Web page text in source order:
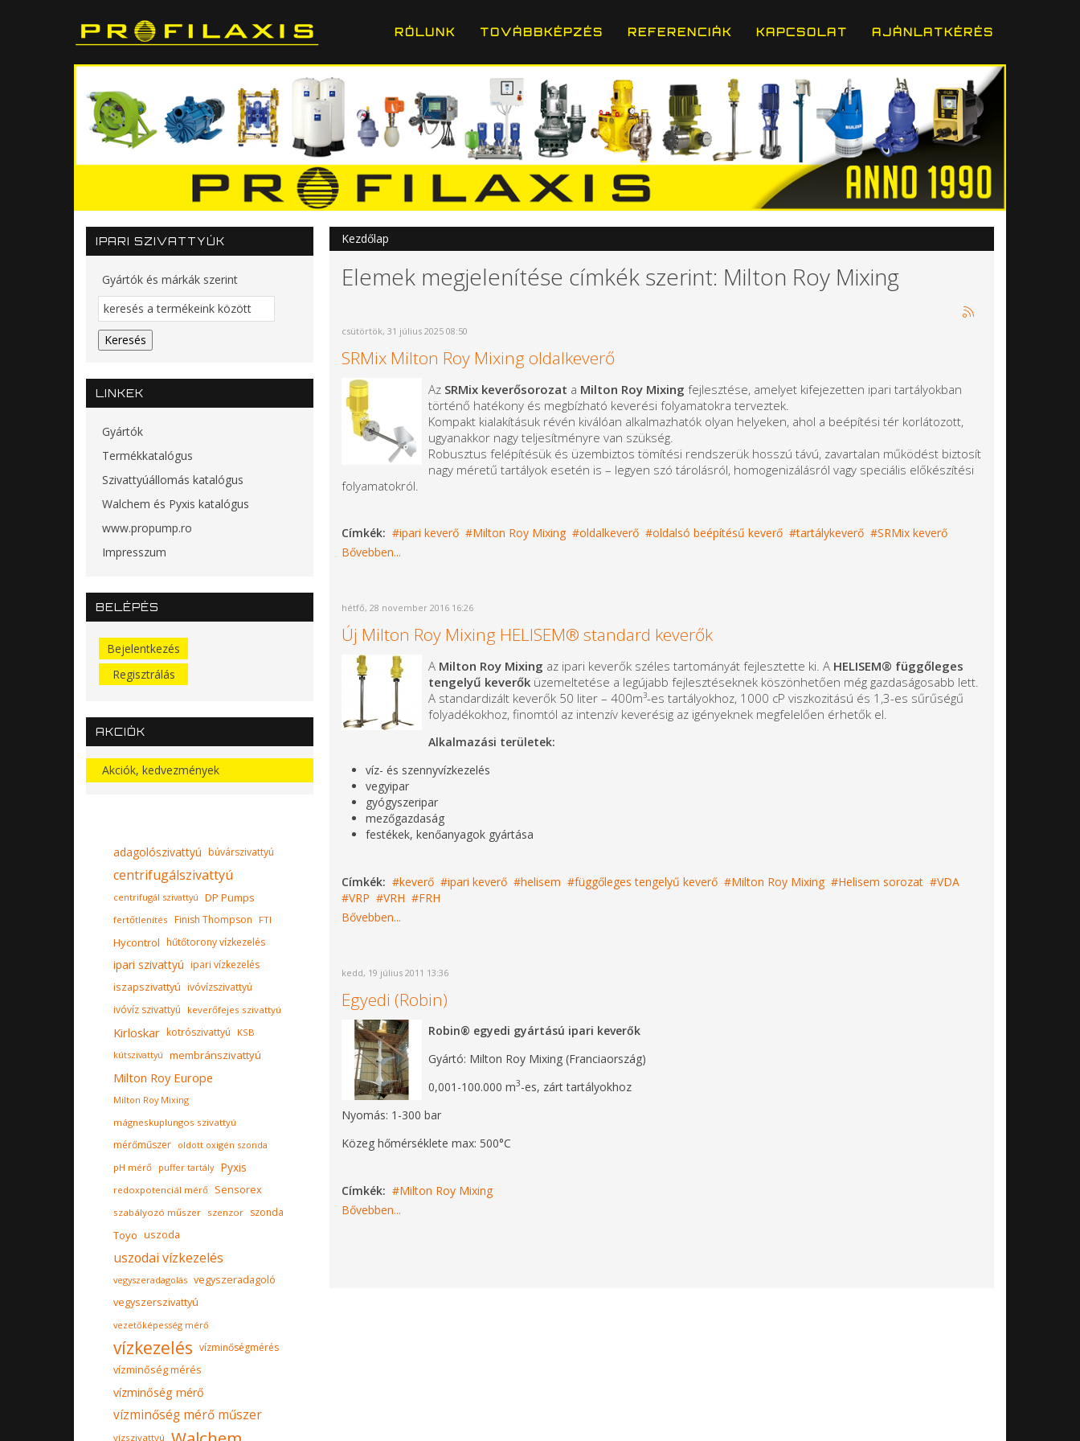
RÓLUNK TOVÁBBKÉPZÉS REFERENCIÁK KAPCSOLAT AJÁNLATKÉRÉS
Kezdőlap
Elemek megjelenítése címkék szerint: Milton Roy Mixing
csütörtök, 31 július 2025 08:50
SRMix Milton Roy Mixing oldalkeverő
Az SRMix keverősorozat a Milton Roy Mixing fejlesztése, amelyet kifejezetten ipari tartályokban
történő hatékony és megbízható keverési folyamatokra terveztek.
Kompakt kialakításuk révén kiválóan alkalmazhatók olyan helyeken, ahol a beépítési tér korlátozott,
ugyanakkor nagy teljesítményre van szükség.
Robusztus felépítésük és üzembiztos tömítési rendszerük hosszú távú, zavartalan működést biztosít
nagy méretű tartályok esetén is – legyen szó tárolásról, homogenizálásról vagy speciális előkészítési
folyamatokról.
Címkék: ipari keverő Milton Roy Mixing oldalkeverő oldalsó beépítésű keverő tartálykeverő
SRMix keverő
Bővebben...
hétfő, 28 november 2016 16:26
Új Milton Roy Mixing HELISEM® standard keverők
A Milton Roy Mixing az ipari keverők széles tartományát fejlesztette ki. A HELISEM® függőleges
tengelyű keverőküzemeltetése a legújabb fejlesztéseknek köszönhetően még gazdaságosabb lett.
A standardizált keverők 50 liter – 400m³-es tartályokhoz, 1000 cP viszkozitású és 1,3-es sűrűségű
folyadékokhoz, finomtól az intenzív keverésig az igényeknek megfelelően érhetők el.
Alkalmazási területek:
víz- és szennyvízkezelés
vegyipar
gyógyszeripar
mezőgazdaság
festékek, kenőanyagok gyártása
Címkék: keverő ipari keverő helisem függőleges tengelyű keverő Milton Roy Mixing Helisem sorozat
VDA
VRP
VRH
FRH
Bővebben...
kedd, 19 július 2011 13:36
Egyedi (Robin)
Robin® egyedi gyártású ipari keverők
Gyártó: Milton Roy Mixing (Franciaország)
0,001-100.000 m3-es, zárt tartályokhoz
Nyomás: 1-300 bar
Közeg hőmérséklete max: 500°C
Címkék:
Milton Roy Mixing
Bővebben...
IPARI SZIVATTYÚK
Gyártók és márkák szerint
LINKEK
Gyártók
Termékkatalógus
Szivattyúállomás katalógus
Walchem és Pyxis katalógus
www.propump.ro
Impresszum
BELÉPÉS
Bejelentkezés
Regisztrálás
AKCIÓK
Akciók, kedvezmények
adagolószivattyú búvárszivattyú
centrifugálszivattyú
centrifugál szivattyú DP Pumps
fertőtlenítés Finish Thompson FTI
Hycontrol hűtőtorony vízkezelés
ipari szivattyú ipari vízkezelés
iszapszivattyú ivóvízszivattyú
ivóvíz szivattyú
keverőfejes szivattyú
Kirloskar kotrószivattyú
KSB
kútszivattyú membránszivattyú
Milton Roy Europe
Milton Roy Mixing
mágneskuplungos szivattyú
mérőműszer oldott oxigén szonda
pH mérő puffer tartály Pyxis
redoxpotenciál mérő Sensorex
szabályozó műszer szenzor szonda
Toyo uszoda
uszodai vízkezelés
vegyszeradagolás vegyszeradagoló
vegyszerszivattyú
vezetőképesség mérő
vízkezelés vízminőségmérés
vízminőség mérés
vízminőség mérő
vízminőség mérő műszer
vízszivattyú